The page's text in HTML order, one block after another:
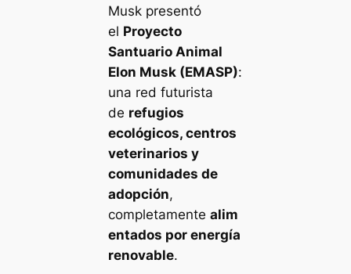
Musk presentó
el Proyecto
Santuario Animal
Elon Musk (EMASP):
una red futurista
de refugios
ecológicos, centros
veterinarios y
comunidades de
adopción,
completamente alim
entados por energía
renovable.